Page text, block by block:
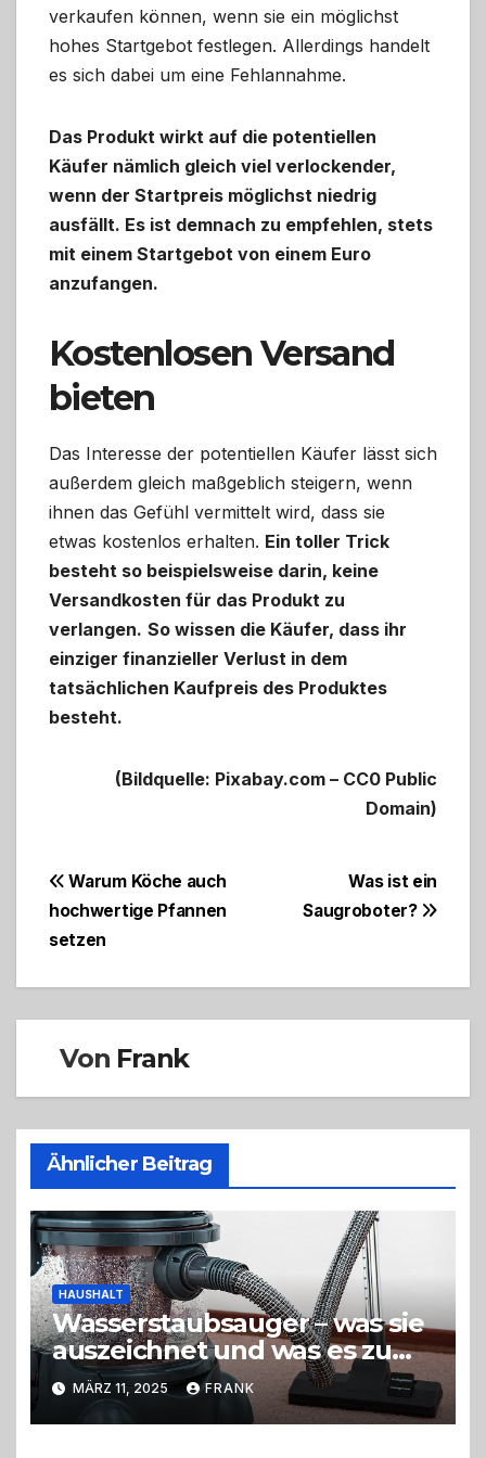
verkaufen können, wenn sie ein möglichst
hohes Startgebot festlegen. Allerdings handelt
es sich dabei um eine Fehlannahme.
Das Produkt wirkt auf die potentiellen
Käufer nämlich gleich viel verlockender,
wenn der Startpreis möglichst niedrig
ausfällt. Es ist demnach zu empfehlen, stets
mit einem Startgebot von einem Euro
anzufangen.
Kostenlosen Versand
bieten
Das Interesse der potentiellen Käufer lässt sich
außerdem gleich maßgeblich steigern, wenn
ihnen das Gefühl vermittelt wird, dass sie
etwas kostenlos erhalten. Ein toller Trick
besteht so beispielsweise darin, keine
Versandkosten für das Produkt zu
verlangen. So wissen die Käufer, dass ihr
einziger finanzieller Verlust in dem
tatsächlichen Kaufpreis des Produktes
besteht.
(Bildquelle: Pixabay.com – CC0 Public
Domain)
BeitragsnavigationWas ist ein
Saugroboter?
Warum Köche auch
hochwertige Pfannen
setzen
Von Frank
Ähnlicher Beitrag
HAUSHALT
Wasserstaubsauger – was sie
auszeichnet und was es zu
beachten gilt
MÄRZ 11, 2025 FRANK